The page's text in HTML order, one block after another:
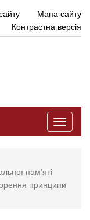
Мапа сайту
Контрастна версія
Toggle
памʼяті
принципи